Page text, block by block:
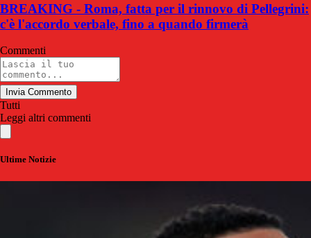
BREAKING - Roma, fatta per il rinnovo di Pellegrini:
c'è l'accordo verbale, fino a quando firmerà
Commenti
Invia Commento
Tutti
Leggi altri commenti
Ultime Notizie